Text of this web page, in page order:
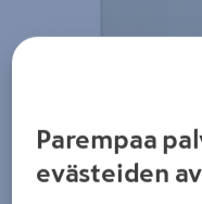
Parempaa
evästeiden